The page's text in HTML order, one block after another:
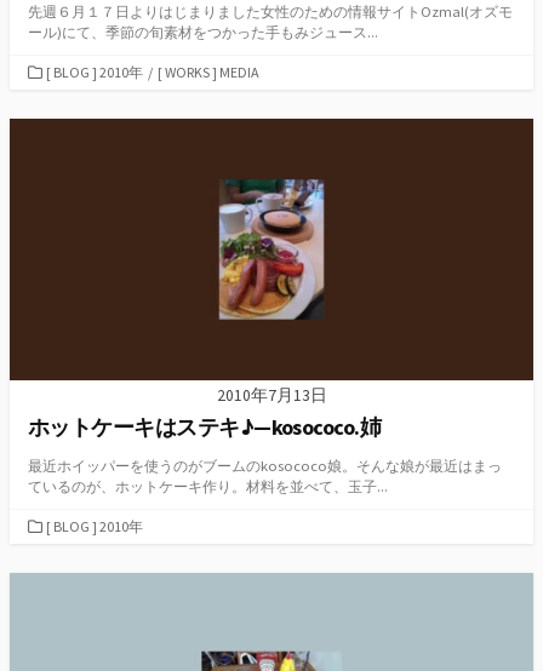
先週６月１７日よりはじまりました女性のための情報サイトOzmal(オズモ
ール)にて、季節の旬素材をつかった手もみジュース...
カ
ゴ
[ BLOG ] 2010年 / [ WORKS ] MEDIA
2010年7月13日
ホットケーキはステキ♪—kosococo.姉
最近ホイッパーを使うのがブームのkosococo娘。そんな娘が最近はまっ
ているのが、ホットケーキ作り。材料を並べて、玉子...
カ
ゴ
[ BLOG ] 2010年